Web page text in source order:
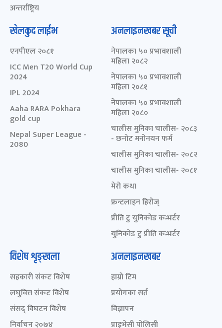
अन्तर्राष्ट्रिय
खेलकुद लाईभ
एनपीएल २०८१
ICC Men T20 World Cup
2024
IPL 2024
Aaha RARA Pokhara
gold cup
Nepal Super League -
2080
अनलाइनखबर सूची
नेपालका ५० प्रभावशाली
महिला २०८२
नेपालका ५० प्रभावशाली
महिला २०८१
नेपालका ५० प्रभावशाली
महिला २०८०
चालीस मुनिका चालीस- २०८३
- छनोट मनोनयन फर्म
चालीस मुनिका चालीस- २०८२
चालीस मुनिका चालीस- २०८१
मेरो कथा
फ्रन्टलाइन हिरोज्
प्रीति टु युनिकोड कन्भर्टर
युनिकोड टु प्रीति कन्भर्टर
विशेष शृङ्खला
सहकारी संकट विशेष
लघुवित्त संकट विशेष
संसद् विघटन विशेष
निर्वाचन २०७४
अनलाइनखबर
हाम्रो टिम
प्रयोगका सर्त
विज्ञापन
प्राइभेसी पोलिसी